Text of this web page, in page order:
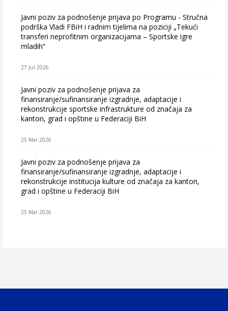
Javni poziv za podnošenje prijava po Programu - Stručna
podrška Vladi FBiH i radnim tijelima na poziciji „Tekući
transferi neprofitnim organizacijama – Sportske igre
mladih“
27 Jul 2026
Javni poziv za podnošenje prijava za
finansiranje/sufinansiranje izgradnje, adaptacije i
rekonstrukcije sportske infrastrukture od značaja za
kanton, grad i opštine u Federaciji BiH
25 Mar 2026
Javni poziv za podnošenje prijava za
finansiranje/sufinansiranje izgradnje, adaptacije i
rekonstrukcije institucija kulture od značaja za kanton,
grad i opštine u Federaciji BiH
25 Mar 2026